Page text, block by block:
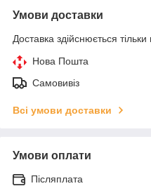
Умови доставки
Доставка здійснюється
Нова Пошта
Самовивіз
Всі умови доставки
Умови оплати
Післяплата